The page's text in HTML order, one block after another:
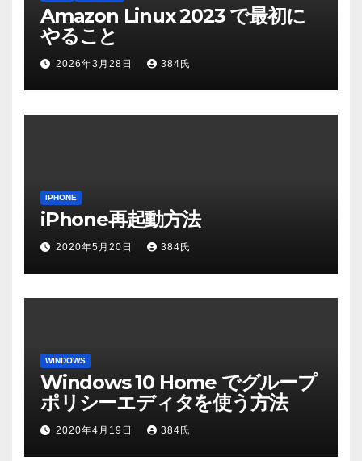
Amazon Linux 2023 で最初に
やること
2026年3月28日 384氏
IPHONE
iPhone再起動方法
2020年5月20日 384氏
WINDOWS
Windows 10 Home でグループ
ポリシーエディタを使う方法
2020年4月19日 384氏